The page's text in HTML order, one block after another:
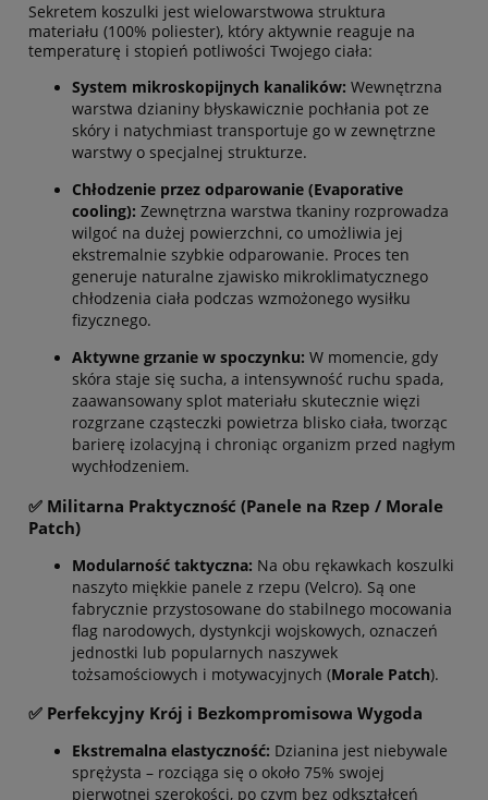
Sekretem koszulki jest wielowarstwowa struktura
materiału (100% poliester), który aktywnie reaguje na
temperaturę i stopień potliwości Twojego ciała:
System mikroskopijnych kanalików: Wewnętrzna
warstwa dzianiny błyskawicznie pochłania pot ze
skóry i natychmiast transportuje go w zewnętrzne
warstwy o specjalnej strukturze.
Chłodzenie przez odparowanie (Evaporative
cooling): Zewnętrzna warstwa tkaniny rozprowadza
wilgoć na dużej powierzchni, co umożliwia jej
ekstremalnie szybkie odparowanie. Proces ten
generuje naturalne zjawisko mikroklimatycznego
chłodzenia ciała podczas wzmożonego wysiłku
fizycznego.
Aktywne grzanie w spoczynku: W momencie, gdy
skóra staje się sucha, a intensywność ruchu spada,
zaawansowany splot materiału skutecznie więzi
rozgrzane cząsteczki powietrza blisko ciała, tworząc
barierę izolacyjną i chroniąc organizm przed nagłym
wychłodzeniem.
✅ Militarna Praktyczność (Panele na Rzep / Morale
Patch)
Modularność taktyczna: Na obu rękawkach koszulki
naszyto miękkie panele z rzepu (Velcro). Są one
fabrycznie przystosowane do stabilnego mocowania
flag narodowych, dystynkcji wojskowych, oznaczeń
jednostki lub popularnych naszywek
tożsamościowych i motywacyjnych (Morale Patch).
✅ Perfekcyjny Krój i Bezkompromisowa Wygoda
Ekstremalna elastyczność: Dzianina jest niebywale
sprężysta – rozciąga się o około 75% swojej
pierwotnej szerokości, po czym bez odkształceń